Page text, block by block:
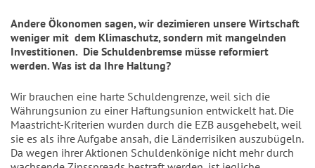
Andere Ökonomen sagen, wir dezimieren unsere Wirtschaft
weniger mit dem Klimaschutz, sondern mit mangelnden
Investitionen. Die Schuldenbremse müsse reformiert
werden. Was ist da Ihre Haltung?
Wir brauchen eine harte Schuldengrenze, weil sich die
Währungsunion zu einer Haftungsunion entwickelt hat. Die
Maastricht-Kriterien wurden durch die EZB ausgehebelt, weil
sie es als ihre Aufgabe ansah, die Länderrisiken auszubügeln.
Da wegen ihrer Aktionen Schuldenkönige nicht mehr durch